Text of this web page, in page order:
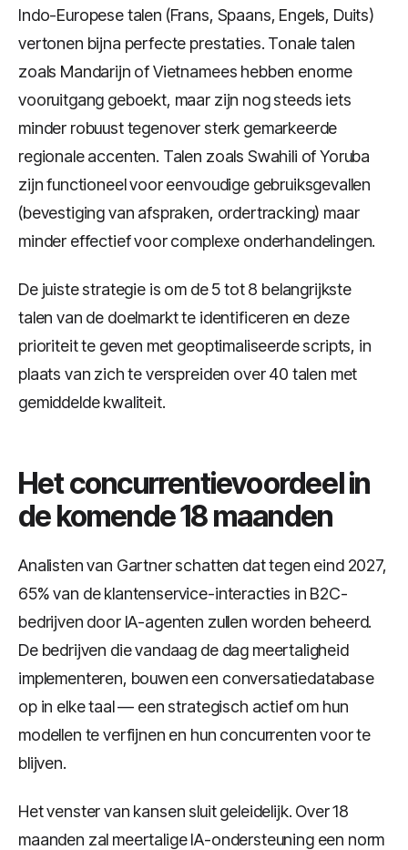
Indo-Europese talen (Frans, Spaans, Engels, Duits)
vertonen bijna perfecte prestaties. Tonale talen
zoals Mandarijn of Vietnamees hebben enorme
vooruitgang geboekt, maar zijn nog steeds iets
minder robuust tegenover sterk gemarkeerde
regionale accenten. Talen zoals Swahili of Yoruba
zijn functioneel voor eenvoudige gebruiksgevallen
(bevestiging van afspraken, ordertracking) maar
minder effectief voor complexe onderhandelingen.
De juiste strategie is om de 5 tot 8 belangrijkste
talen van de doelmarkt te identificeren en deze
prioriteit te geven met geoptimaliseerde scripts, in
plaats van zich te verspreiden over 40 talen met
gemiddelde kwaliteit.
Het concurrentievoordeel in
de komende 18 maanden
Analisten van Gartner schatten dat tegen eind 2027,
65% van de klantenservice-interacties in B2C-
bedrijven door IA-agenten zullen worden beheerd.
De bedrijven die vandaag de dag meertaligheid
implementeren, bouwen een conversatiedatabase
op in elke taal — een strategisch actief om hun
modellen te verfijnen en hun concurrenten voor te
blijven.
Het venster van kansen sluit geleidelijk. Over 18
maanden zal meertalige IA-ondersteuning een norm